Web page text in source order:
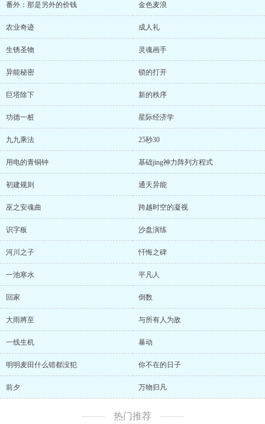
番外：那是另外的价钱 金色麦浪
农业奇迹 成人礼
生锈圣物 灵魂画手
异能秘密 锁的打开
巨塔除下 新的秩序
功德一桩 星际经济学
九九乘法 25秒30
用电的青铜钟 基础jing神力阵列方程式
初建规则 通天异能
巫之安魂曲 跨越时空的凝视
识字板 沙盘演练
河川之子 忏悔之碑
一池寒水 平凡人
回家 倒数
大雨將至 与所有人为敌
一线生机 暴动
明明麦田什么错都没犯 你不在的日子
前夕 万物归凡
热门推荐